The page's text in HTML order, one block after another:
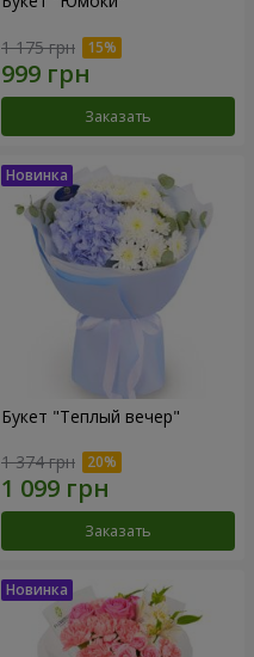
1 175 грн
Заказать
Букет "Теплый вечер"
1 374 грн
Заказать